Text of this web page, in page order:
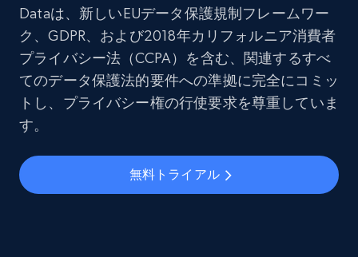
Dataは、新しいEUデータ保護規制フレームワー
ク、GDPR、および2018年カリフォルニア消費者
プライバシー法（CCPA）を含む、関連するすべ
てのデータ保護法的要件への準拠に完全にコミッ
トし、プライバシー権の行使要求を尊重していま
す。
無料トライアル